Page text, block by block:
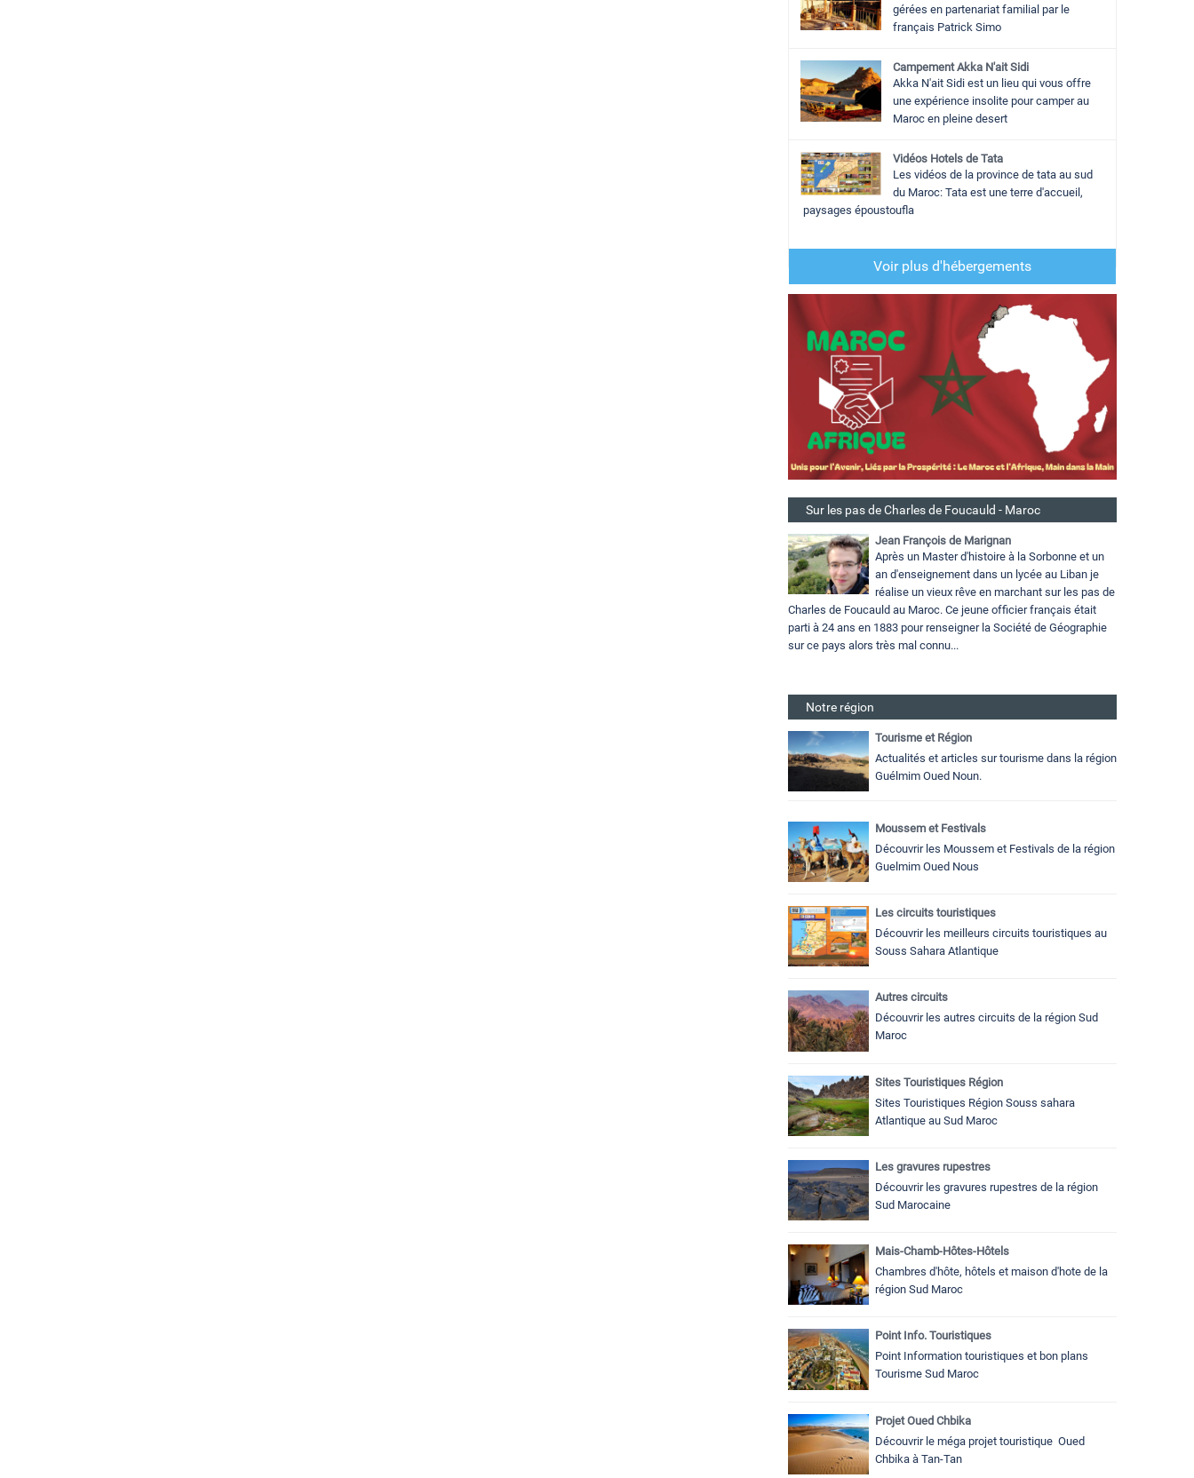
gérées en partenariat familial par le
français Patrick Simo
Campement Akka N'ait Sidi
Akka N'ait Sidi est un lieu qui vous offre
une expérience insolite pour camper au
Maroc en pleine desert
Vidéos Hotels de Tata
Les vidéos de la province de tata au sud
du Maroc: Tata est une terre d'accueil,
paysages époustoufla
Voir plus d'hébergements
Sur les pas de Charles de Foucauld - Maroc
Jean François de Marignan
Après un Master d'histoire à la Sorbonne et un
an d'enseignement dans un lycée au Liban je
réalise un vieux rêve en marchant sur les pas de
Charles de Foucauld au Maroc. Ce jeune officier français était
parti à 24 ans en 1883 pour renseigner la Société de Géographie
sur ce pays alors très mal connu...
Notre région
Tourisme et Région
Actualités et articles sur tourisme dans la région
Guélmim Oued Noun.
Moussem et Festivals
Découvrir les Moussem et Festivals de la région
Guelmim Oued Nous
Les circuits touristiques
Découvrir les meilleurs circuits touristiques au
Souss Sahara Atlantique
Autres circuits
Découvrir les autres circuits de la région Sud
Maroc
Sites Touristiques Région
Sites Touristiques Région Souss sahara
Atlantique au Sud Maroc
Les gravures rupestres
Découvrir les gravures rupestres de la région
Sud Marocaine
Mais-Chamb-Hôtes-Hôtels
Chambres d'hôte, hôtels et maison d'hote de la
région Sud Maroc
Point Info. Touristiques
Point Information touristiques et bon plans
Tourisme Sud Maroc
Projet Oued Chbika
Découvrir le méga projet touristique Oued
Chbika à Tan-Tan